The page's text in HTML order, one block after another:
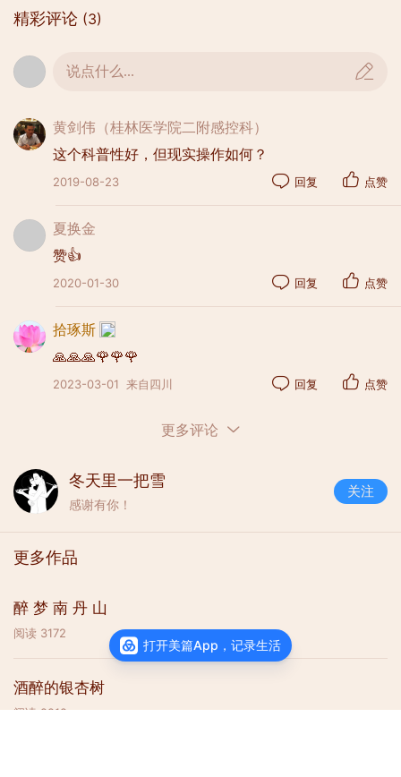
精彩评论 (3)
说点什么...
黄剑伟（桂林医学院二附感控科）
这个科普性好，但现实操作如何？
2019-08-23 回复 点赞
夏换金
赞👍
2020-01-30 回复 点赞
拾琢斯
🙏🙏🙏🌹🌹🌹
2023-03-01 来自四川 回复 点赞
更多评论
冬天里一把雪
感谢有你！
关注
更多作品
醉 梦 南 丹 山
阅读 3172
酒醉的银杏树
阅读 2212
打开美篇App，记录生活